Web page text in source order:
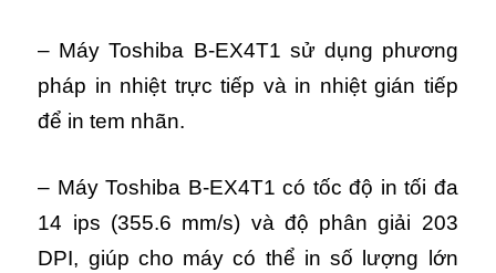
– Máy Toshiba B-EX4T1 sử dụng phương
pháp in nhiệt trực tiếp và in nhiệt gián tiếp
để in tem nhãn.
– Máy Toshiba B-EX4T1 có tốc độ in tối đa
14 ips (355.6 mm/s) và độ phân giải 203
DPI, giúp cho máy có thể in số lượng lớn